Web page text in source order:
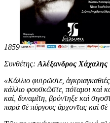
1859
Συνθέτης: Αλέξανδρος Χάχαλης
«Κάλλιο φυτρῶστε,
κάλλιο φουσκῶστε, πόταμοι καὶ
καί, δυναμίτη, βρόντηξε καὶ
παρὰ σὲ πύργους ἄρχοντας καὶ